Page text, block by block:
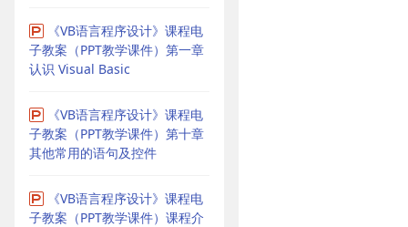
《VB语言程序设计》课程电
子教案（PPT教学课件）第一章
认识 Visual Basic
《VB语言程序设计》课程电
子教案（PPT教学课件）第十章
其他常用的语句及控件
《VB语言程序设计》课程电
子教案（PPT教学课件）课程介